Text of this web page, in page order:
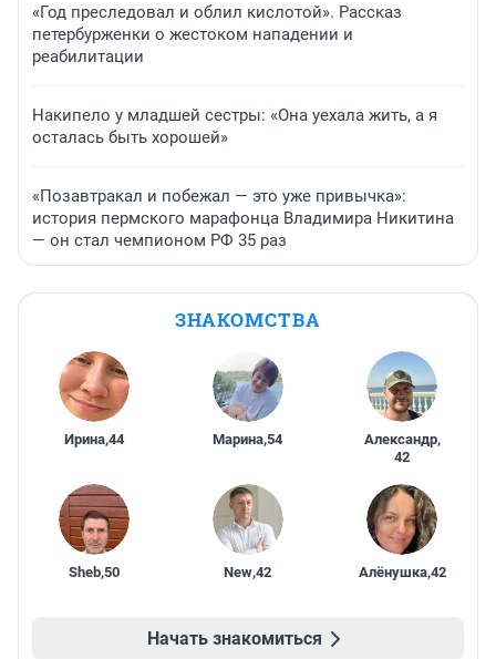
«Год преследовал и облил кислотой». Рассказ
петербурженки о жестоком нападении и
реабилитации
Накипело у младшей сестры: «Она уехала жить, а я
осталась быть хорошей»
«Позавтракал и побежал — это уже привычка»:
история пермского марафонца Владимира Никитина
— он стал чемпионом РФ 35 раз
ЗНАКОМСТВА
Ирина,44 Марина,54 Александр,
42
Sheb,50 New,42 Алёнушка,42
Начать знакомиться